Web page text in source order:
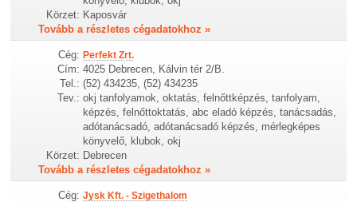
Körzet: Kaposvár
Tovább a részletes cégadatokhoz »
Cég: Perfekt Zrt.
Cím: 4025 Debrecen, Kálvin tér 2/B.
Tel.: (52) 434235, (52) 434235
Tev.: okj tanfolyamok, oktatás, felnőttképzés, tanfolyam,
képzés, felnőttoktatás, abc eladó képzés, tanácsadás,
adótanácsadó, adótanácsadó képzés, mérlegképes
könyvelő, klubok, okj
Körzet: Debrecen
Tovább a részletes cégadatokhoz »
Cég: Jysk Kft. - Szigethalom